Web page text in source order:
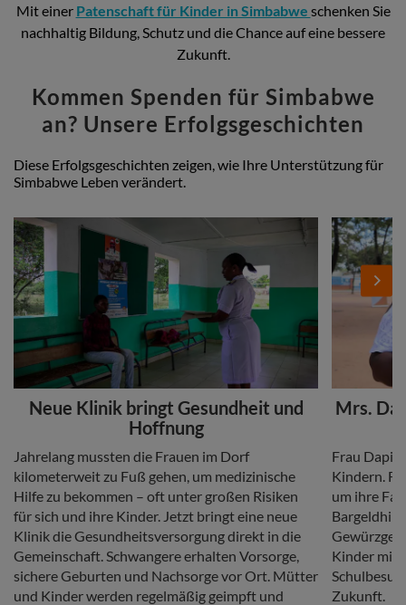
Mit einer Patenschaft für Kinder in Simbabwe schenken Sie
nachhaltig Bildung, Schutz und die Chance auf eine bessere
Zukunft.
Kommen Spenden für Simbabwe
an? Unsere Erfolgsgeschichten
Diese Erfolgsgeschichten zeigen, wie Ihre Unterstützung für
Simbabwe Leben verändert.
Stories
Add
Image
Headline
Neue Klinik bringt Gesundheit und
Hoffnung
Copy
Jahrelang mussten die Frauen im Dorf
kilometerweit zu Fuß gehen, um medizinische
Hilfe zu bekommen – oft unter großen Risiken
für sich und ihre Kinder. Jetzt bringt eine neue
Klinik die Gesundheitsversorgung direkt in die
Gemeinschaft. Schwangere erhalten Vorsorge,
sichere Geburten und Nachsorge vor Ort. Mütter
und Kinder werden regelmäßig geimpft und
Add
Image
Headline
Mrs.
Copy
Frau
Kindern.
um ihre
Kinder mit
Zukunft.
Next